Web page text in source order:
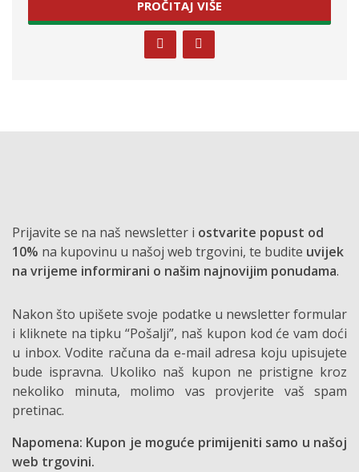
PROČITAJ VIŠE
Prijavite se na naš newsletter i ostvarite popust od
10% na kupovinu u našoj web trgovini, te budite uvijek
na vrijeme informirani o našim najnovijim ponudama.
Nakon što upišete svoje podatke u newsletter formular
i kliknete na tipku “Pošalji”, naš kupon kod će vam doći
u inbox. Vodite računa da e-mail adresa koju upisujete
bude ispravna. Ukoliko naš kupon ne pristigne kroz
nekoliko minuta, molimo vas provjerite vaš spam
pretinac.
Napomena: Kupon je moguće primijeniti samo u našoj
web trgovini.